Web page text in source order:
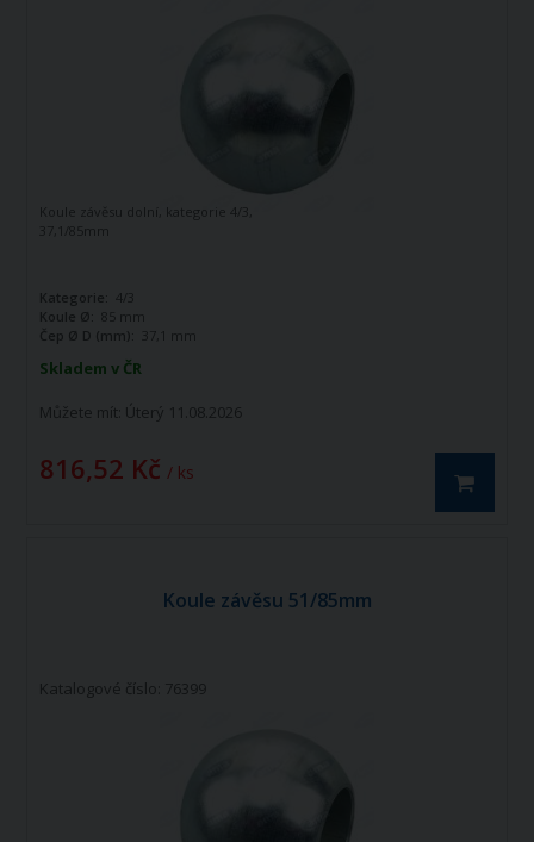
Skladem v ČR
Můžete mít: Úterý 11.08.2026
816,52 Kč / ks
Koule závěsu dolní, kategorie 4/3,
37,1/85mm
Kategorie:
4/3
Koule Ø:
85 mm
Čep Ø D (mm):
37,1 mm
Koule závěsu 51/85mm
Katalogové číslo: 76399